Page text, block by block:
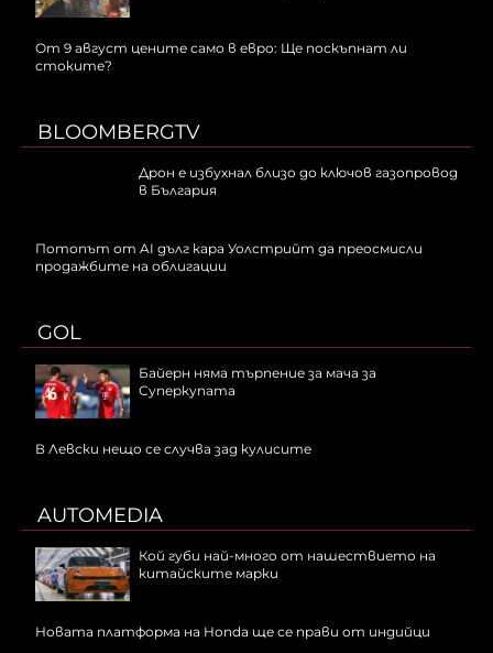
От 9 август цените само в евро: Ще поскъпнат ли
стоките?
BLOOMBERGTV
Дрон е избухнал близо до ключов газопровод
в България
Потопът от AI дълг кара Уолстрийт да преосмисли
продажбите на облигации
GOL
Байерн няма търпение за мача за
Суперкупата
В Левски нещо се случва зад кулисите
AUTOMEDIA
Кой губи най-много от нашествието на
китайските марки
Новата платформа на Honda ще се прави от индийци